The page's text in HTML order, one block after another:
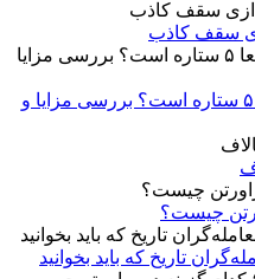
سقف کاذب
آیا هتل نور حیات تهران واقعا ۵ ستاره است؟ بررسی مزایا و
چیست؟